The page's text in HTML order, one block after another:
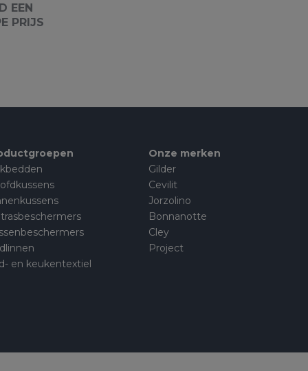
EEN
PRIJS
en keukentextiel
Onze merken
Gilder
Cevilit
Jorzolino
Bonnanotte
Cley
Project